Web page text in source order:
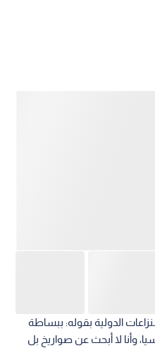
الدولية بقوله: ببساطة
وأنا لا أبحث عن صواريخ بل